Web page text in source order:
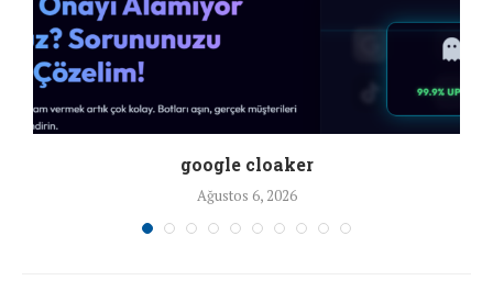
google cloaker
Ağustos 6, 2026